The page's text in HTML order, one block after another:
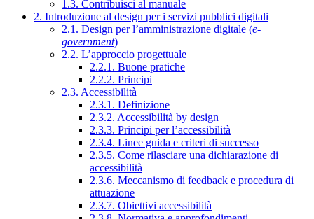
1.3. Contribuisci al manuale
2. Introduzione al design per i servizi pubblici digitali
2.1. Design per l’amministrazione digitale (e-
government)
2.2. L’approccio progettuale
2.2.1. Buone pratiche
2.2.2. Principi
2.3. Accessibilità
2.3.1. Definizione
2.3.2. Accessibilità by design
2.3.3. Principi per l’accessibilità
2.3.4. Linee guida e criteri di successo
2.3.5. Come rilasciare una dichiarazione di
accessibilità
2.3.6. Meccanismo di feedback e procedura di
attuazione
2.3.7. Obiettivi accessibilità